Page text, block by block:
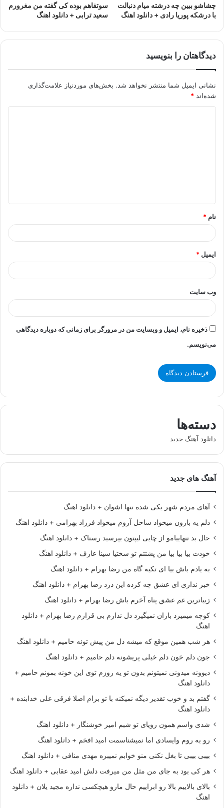
چشاشو ببین چه درشته میام دنبالت
با درشکه پوریا رادی + دانلود اهنگ
سوتفاهم بوده کی گفته من مغرورم
سعید ترابی + دانلود اهنگ
دیدگاهتان را بنویسید
نشانی ایمیل شما منتشر نخواهد شد. بخش‌های موردنیاز علامت‌گذاری
شده‌اند *
*
نام *
ایمیل *
وب‌ سایت
ذخیره نام، ایمیل و وبسایت من در مرورگر برای زمانی که دوباره دیدگاهی
می‌نویسم.
دسته‌ها
دانلود آهنگ جدید
آهنگ های جدید
آهای مردم شهر یکی شده تنها اشوان + دانلود اهنگ
دلم یه بارون میخواد ساحل آروم میخواد فرزاد بهرامی + دانلود اهنگ
حال بد تنهاییامو از چایی لیپتون بپرسید رستاک + دانلود اهنگ
خودت بیا بیا بیا من پشتتم تو سختیا سینا عارف + دانلود اهنگ
به یادم باش بیا ای تکیه گاه من رضا بهرام + دانلود اهنگ
خبر نداری ای عشق چه کرده این درد رضا بهرام + دانلود اهنگ
زیباترین غم عشق پناه آخرم باش رضا بهرام + دانلود اهنگ
کوچه میمیرد باران نمیگیرد دل ندارم بی قرارم رضا بهرام + دانلود
اهنگ
هر شب همین موقع که میشه دل من پیش توئه حامیم + دانلود اهنگ
جون دلم خون دلم خیلی پریشونه دلم حامیم + دانلود اهنگ
دیوونه میدونی نمیتونم بدون تو یه روزم توی این خونه بمونم حامیم +
دانلود اهنگ
گفتم بد و خوب تقدیر دیگه نمیکنه با تو برام اصلا فرقی علی خدابنده +
دانلود اهنگ
شدی واسم همون رویای تو شبم امیر خوشنگار + دانلود اهنگ
رو به روم وایسادی اما نمیشناسمت امید افخم + دانلود اهنگ
بیبی بیبی تا بغل نکنی منو خوابم نمیبره مهدی منافی + دانلود اهنگ
هر کی بود به جای من مثل من میرفت دلش امید عقابی + دانلود اهنگ
بالای بالاییم بالا رو ابراییم حال مارو هیچکسی نداره مجید یلان + دانلود
اهنگ